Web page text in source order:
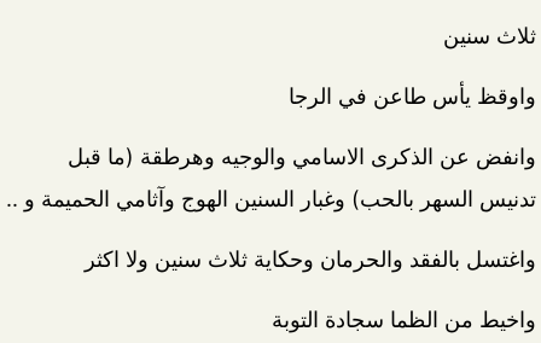
ثلاث سنين
واوقظ يأس طاعن في الرجا
وانفض عن الذكرى الاسامي والوجيه وهرطقة (ما قبل
تدنيس السهر بالحب) وغبار السنين الهوج وآثامي الحميمة و ..
واغتسل بالفقد والحرمان وحكاية ثلاث سنين ولا اكثر
واخيط من الظما سجادة التوبة